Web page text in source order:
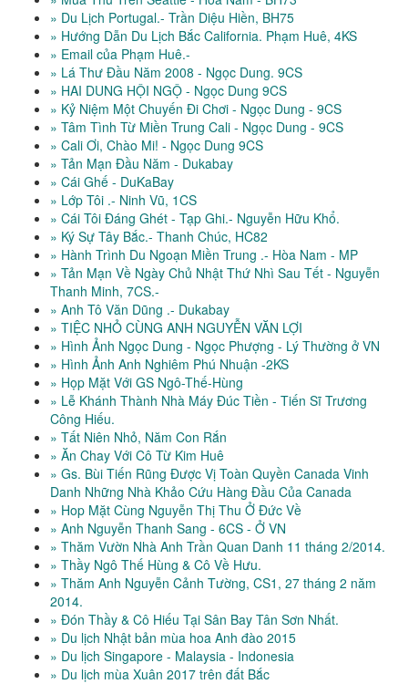
» Du Lịch Portugal.- Trần Diệu Hiền, BH75
» Hướng Dẫn Du Lịch Bắc California. Phạm Huê, 4KS
» Email của Phạm Huê.-
» Lá Thư Đầu Năm 2008 - Ngọc Dung. 9CS
» HAI DUNG HỘI NGỘ - Ngọc Dung 9CS
» Kỷ Niệm Một Chuyến Đi Chơi - Ngọc Dung - 9CS
» Tâm Tình Từ Miền Trung Cali - Ngọc Dung - 9CS
» Cali Ơi, Chào Mi! - Ngọc Dung 9CS
» Tản Mạn Đầu Năm - Dukabay
» Cái Ghế - DuKaBay
» Lớp Tôi .- Ninh Vũ, 1CS
» Cái Tôi Đáng Ghét - Tạp Ghi.- Nguyễn Hữu Khổ.
» Ký Sự Tây Bắc.- Thanh Chúc, HC82
» Hành Trình Du Ngoạn Miền Trung .- Hòa Nam - MP
» Tản Mạn Về Ngày Chủ Nhật Thứ Nhì Sau Tết - Nguyễn
Thanh Minh, 7CS.-
» Anh Tô Văn Dũng .- Dukabay
» TIỆC NHỎ CÙNG ANH NGUYỄN VĂN LỢI
» Hình Ảnh Ngọc Dung - Ngọc Phượng - Lý Thường ở VN
» Hình Ảnh Anh Nghiêm Phú Nhuận -2KS
» Họp Mặt Với GS Ngô-Thế-Hùng
» Lễ Khánh Thành Nhà Máy Đúc Tiền - Tiến Sĩ Trương
Công Hiếu.
» Tất Niên Nhỏ, Năm Con Rắn
» Ăn Chay Với Cô Từ Kim Huê
» Gs. Bùi Tiến Rũng Được Vị Toàn Quyền Canada Vinh
Danh Những Nhà Khảo Cứu Hàng Đầu Của Canada
» Hop Mặt Cùng Nguyễn Thị Thu Ở Đức Về
» Anh Nguyễn Thanh Sang - 6CS - Ở VN
» Thăm Vườn Nhà Anh Trần Quan Danh 11 tháng 2/2014.
» Thầy Ngô Thế Hùng & Cô Về Hưu.
» Thăm Anh Nguyễn Cảnh Tường, CS1, 27 tháng 2 năm
2014.
» Đón Thầy & Cô Hiếu Tại Sân Bay Tân Sơn Nhất.
» Du lịch Nhật bản mùa hoa Anh đào 2015
» Du lịch Singapore - Malaysia - Indonesia
» Du lịch mùa Xuân 2017 trên đất Bắc